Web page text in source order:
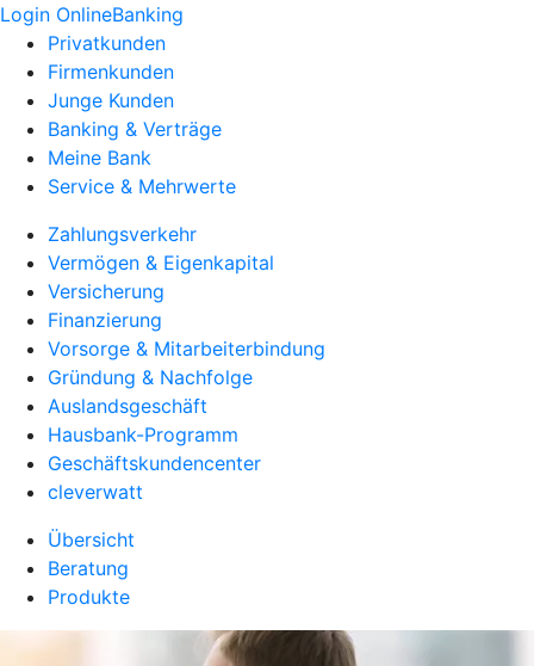
Login OnlineBanking
Privatkunden
Firmenkunden
Junge Kunden
Banking & Verträge
Meine Bank
Service & Mehrwerte
Zahlungsverkehr
Vermögen & Eigenkapital
Versicherung
Finanzierung
Vorsorge & Mitarbeiterbindung
Gründung & Nachfolge
Auslandsgeschäft
Hausbank-Programm
Geschäftskundencenter
cleverwatt
Übersicht
Beratung
Produkte